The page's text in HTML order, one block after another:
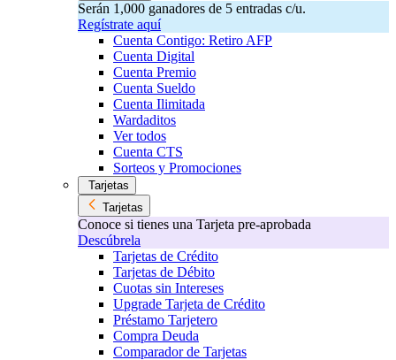
Serán 1,000 ganadores de 5 entradas c/u.
Regístrate aquí
Cuenta Contigo: Retiro AFP
Cuenta Digital
Cuenta Premio
Cuenta Sueldo
Cuenta Ilimitada
Wardaditos
Ver todos
Cuenta CTS
Sorteos y Promociones
Tarjetas
Tarjetas
Conoce si tienes una Tarjeta pre-aprobada
Descúbrela
Tarjetas de Crédito
Tarjetas de Débito
Cuotas sin Intereses
Upgrade Tarjeta de Crédito
Préstamo Tarjetero
Compra Deuda
Comparador de Tarjetas